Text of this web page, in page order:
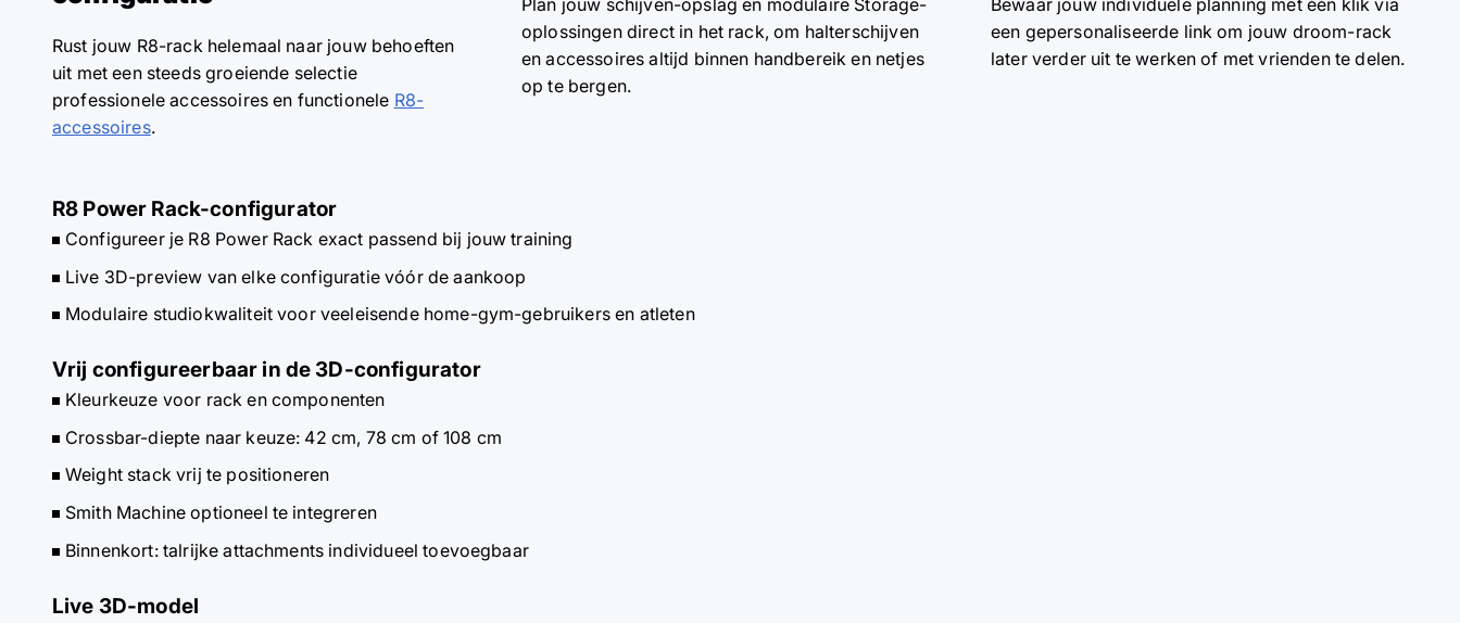
Rust jouw R8-rack helemaal naar jouw behoeften
uit met een steeds groeiende selectie
professionele accessoires en functionele R8-
accessoires.
oplossingen direct in het rack, om halterschijven
en accessoires altijd binnen handbereik en netjes
op te bergen.
een gepersonaliseerde link om jouw droom-rack
later verder uit te werken of met vrienden te delen.
R8 Power Rack-configurator
Configureer je R8 Power Rack exact passend bij jouw training
Live 3D-preview van elke configuratie vóór de aankoop
Modulaire studiokwaliteit voor veeleisende home-gym-gebruikers en atleten
Vrij configureerbaar in de 3D-configurator
Kleurkeuze voor rack en componenten
Crossbar-diepte naar keuze: 42 cm, 78 cm of 108 cm
Weight stack vrij te positioneren
Smith Machine optioneel te integreren
Binnenkort: talrijke attachments individueel toevoegbaar
Live 3D-model